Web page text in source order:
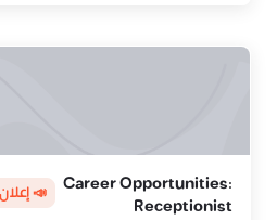
Career Opportunities:
Receptionist
📣 إعلان